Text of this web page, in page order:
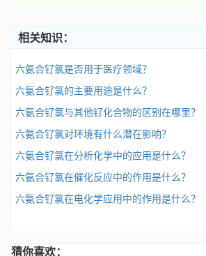
相关知识：
六氨合钌氯是否用于医疗领域？
六氨合钌氯的主要用途是什么？
六氨合钌氯与其他钌化合物的区别在哪里？
六氨合钌氯对环境有什么潜在影响？
六氨合钌氯在分析化学中的应用是什么？
六氨合钌氯在催化反应中的作用是什么？
六氨合钌氯在电化学应用中的作用是什么？
猜你喜欢：